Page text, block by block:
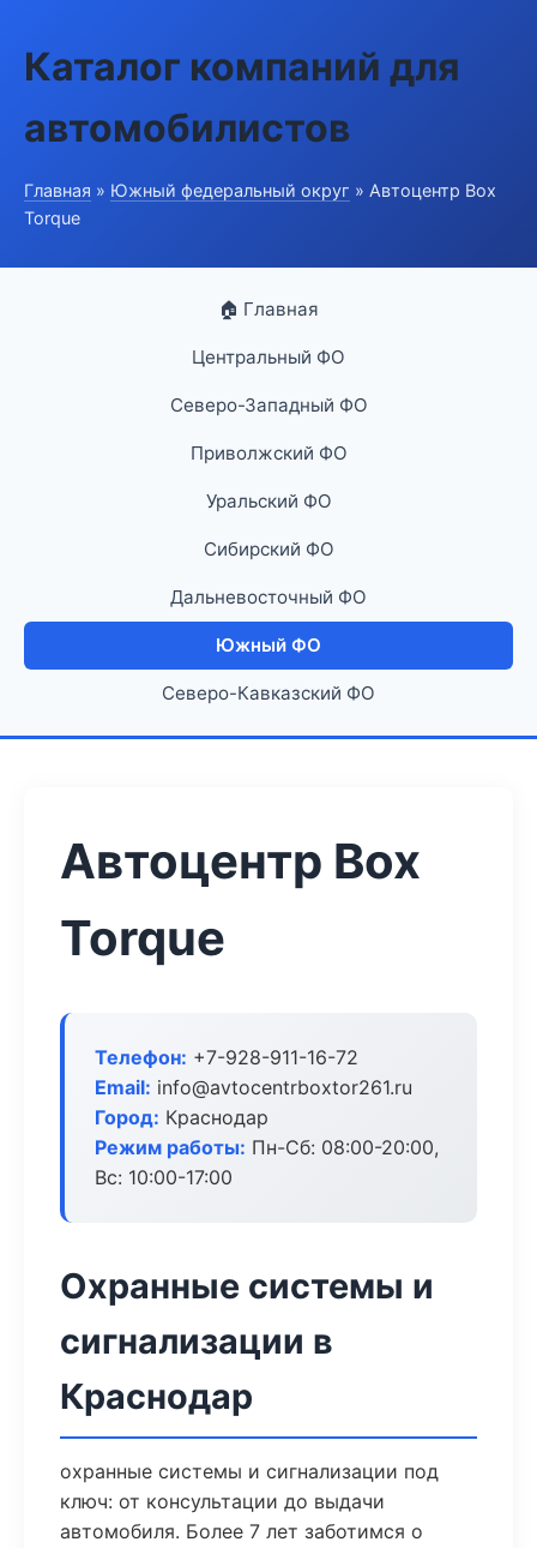
Каталог компаний для
автомобилистов
Главная » Южный федеральный округ » Автоцентр Box
Torque
🏠 Главная
Центральный ФО
Северо-Западный ФО
Приволжский ФО
Уральский ФО
Сибирский ФО
Дальневосточный ФО
Южный ФО
Северо-Кавказский ФО
Автоцентр Box
Torque
Телефон: +7-928-911-16-72
Email: info@avtocentrboxtor261.ru
Город: Краснодар
Режим работы: Пн-Сб: 08:00-20:00,
Вс: 10:00-17:00
Охранные системы и
сигнализации в
Краснодар
охранные системы и сигнализации под
ключ: от консультации до выдачи
автомобиля. Более 7 лет заботимся о